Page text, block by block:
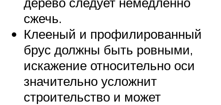
сжечь.
Клееный и профилированный
брус должны быть ровными,
искажение относительно оси
значительно усложнит
строительство и может